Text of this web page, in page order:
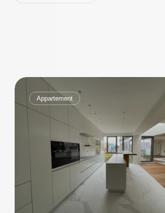
Appartement